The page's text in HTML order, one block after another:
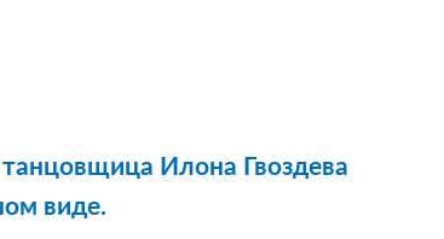
танцовщица Илона Гвоздева
виде.